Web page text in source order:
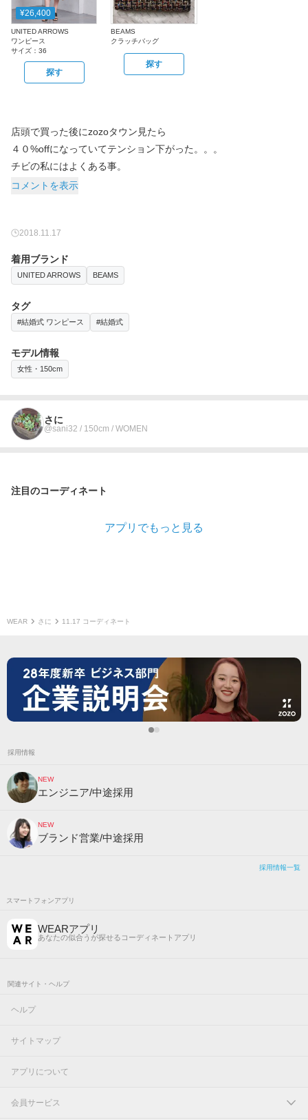
¥26,400
UNITED ARROWS
ワンピース
サイズ： 36
探す
BEAMS
クラッチバッグ
探す
店頭で買った後にzozoタウン見たら
４０%offになっていてテンション下がった。。。
チビの私にはよくある事。
コメントを表示
2018.11.17
着用ブランド
UNITED ARROWS BEAMS
タグ
#結婚式 ワンピース #結婚式
モデル情報
女性・150cm
さに
@sani32 / 150cm / WOMEN
注目のコーディネート
アプリでもっと見る
WEAR さに 11.17 コーディネート
採用情報
NEW
エンジニア/中途採用
NEW
ブランド営業/中途採用
採用情報一覧
スマートフォンアプリ
WEARアプリ
あなたの似合うが探せるコーディネートアプリ
関連サイト・ヘルプ
ヘルプ
サイトマップ
アプリについて
会員サービス